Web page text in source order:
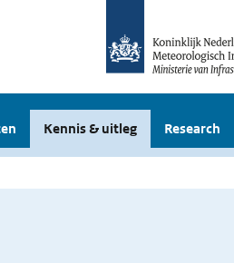
Kennis & uitleg Research